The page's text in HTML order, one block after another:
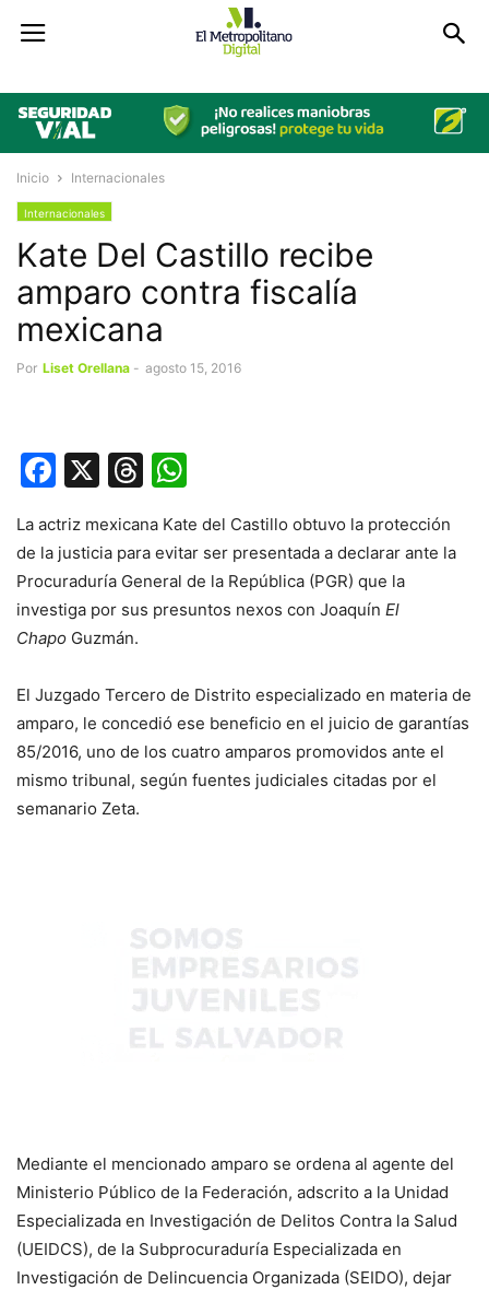
Inicio Internacionales
Internacionales
Kate Del Castillo recibe
amparo contra fiscalía
mexicana
Por Liset Orellana - agosto 15, 2016
Facebook
X Threads
La actriz mexicana Kate del Castillo obtuvo la protección
de la justicia para evitar ser presentada a declarar ante la
Procuraduría General de la República (PGR) que la
investiga por sus presuntos nexos con Joaquín El
Chapo Guzmán.
El Juzgado Tercero de Distrito especializado en materia de
amparo, le concedió ese beneficio en el juicio de garantías
85/2016, uno de los cuatro amparos promovidos ante el
mismo tribunal, según fuentes judiciales citadas por el
semanario Zeta.
Mediante el mencionado amparo se ordena al agente del
Ministerio Público de la Federación, adscrito a la Unidad
Especializada en Investigación de Delitos Contra la Salud
(UEIDCS), de la Subprocuraduría Especializada en
Investigación de Delincuencia Organizada (SEIDO), dejar